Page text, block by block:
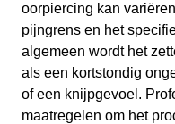
oorpiercing kan
pijngrens en het
algemeen wordt het
als een kortstondig
of een knijpgevoel.
maatregelen om het